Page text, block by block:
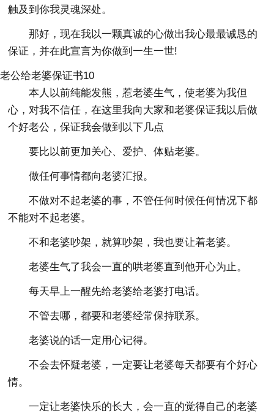
触及到你我灵魂深处。
那好，现在我以一颗真诚的心做出我心最最诚恳的
保证，并在此宣言为你做到一生一世!
老公给老婆保证书10
本人以前纯能发熊，惹老婆生气，使老婆为我但
心，对我不信任，在这里我向大家和老婆保证我以后做
个好老公，保证我会做到以下几点
要比以前更加关心、爱护、体贴老婆。
做任何事情都向老婆汇报。
不做对不起老婆的事，不管任何时候任何情况下都
不能对不起老婆。
不和老婆吵架，就算吵架，我也要让着老婆。
老婆生气了我会一直的哄老婆直到他开心为止。
每天早上一醒先给老婆给老婆打电话。
不管去哪，都要和老婆经常保持联系。
老婆说的话一定用心记得。
不会去怀疑老婆，一定要让老婆每天都要有个好心
情。
一定让老婆快乐的长大，会一直的觉得自己的老婆